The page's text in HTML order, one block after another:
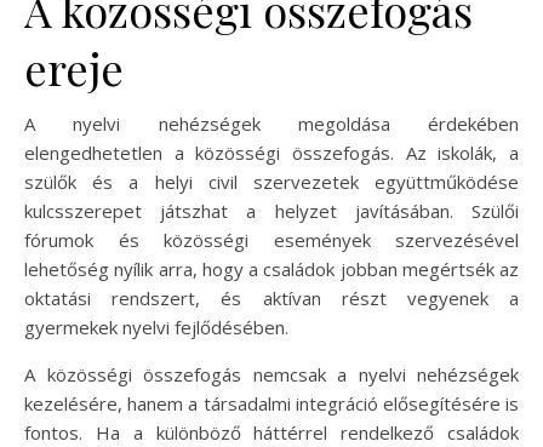
ereje
A nyelvi nehézségek megoldása érdekében
elengedhetetlen a közösségi összefogás. Az iskolák, a
szülők és a helyi civil szervezetek együttműködése
kulcsszerepet játszhat a helyzet javításában. Szülői
fórumok és közösségi események szervezésével
lehetőség nyílik arra, hogy a családok jobban megértsék az
oktatási rendszert, és aktívan részt vegyenek a
gyermekek nyelvi fejlődésében.
A közösségi összefogás nemcsak a nyelvi nehézségek
kezelésére, hanem a társadalmi integráció elősegítésére is
fontos. Ha a különböző háttérrel rendelkező családok